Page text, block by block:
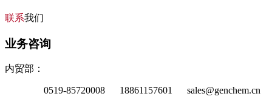
联系我们
业务咨询
内贸部：
0519-85720008 18861157601 sales@genchem.cn